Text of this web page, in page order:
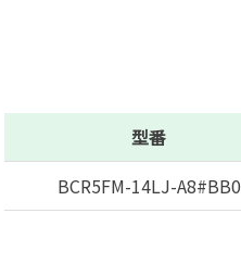
型番
BCR5FM-14LJ-A8#BB0